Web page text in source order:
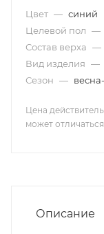
Цвет — синий
Целевой пол —
Состав верха —
Вид изделия —
Сезон —
Цена
может
Описание